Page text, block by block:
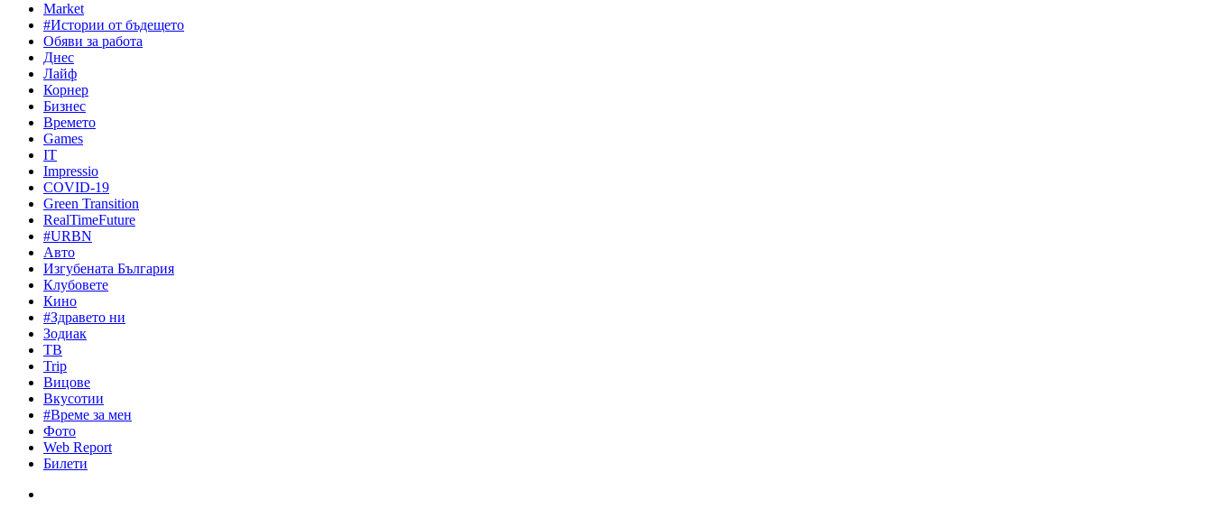
Market
#Истории от бъдещето
Обяви за работа
Днес
Лайф
Корнер
Бизнес
Времето
Games
IT
Impressio
COVID-19
Green Transition
RealTimeFuture
#URBN
Авто
Изгубената България
Клубовете
Кино
#Здравето ни
Зодиак
ТВ
Trip
Вицове
Вкусотии
#Време за мен
Фото
Web Report
Билети